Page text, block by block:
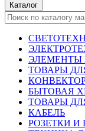
Каталог
ЭЛЕМЕНТЫ
ТОВАРЫ
БЫТОВАЯ
ТОВАРЫ
КАБЕЛЬ
РОЗЕТКИ